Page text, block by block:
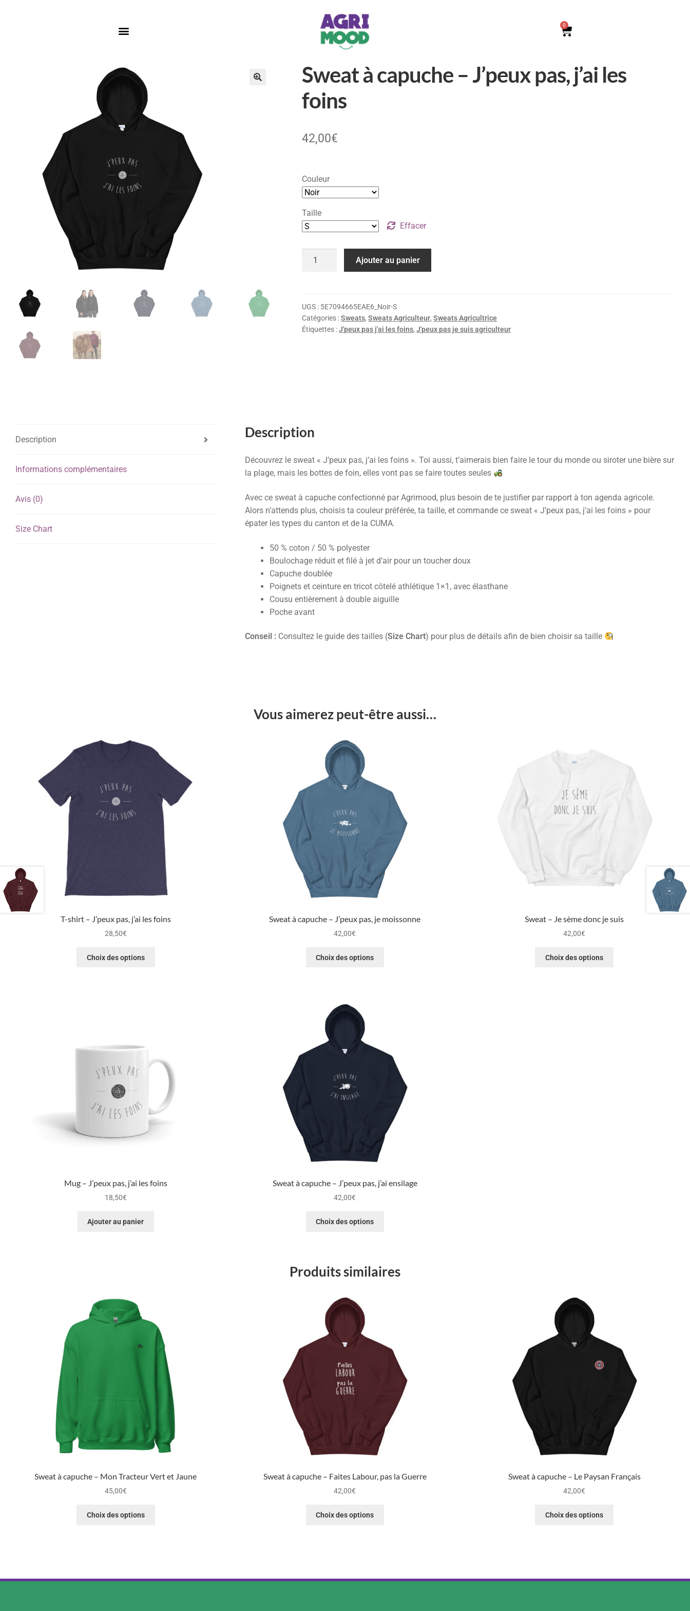
0
Sweat à capuche – J’peux pas, j’ai les
foins
42,00€
Couleur
Taille
Effacer
Ajouter au panier
UGS : 5E7094665EAE6_Noir-S
Catégories :Sweats,Sweats Agriculteur,Sweats Agricultrice
Étiquettes :J'peux pas j'ai les foins,J'peux pas je suis agriculteur
Description
Informations complémentaires
Avis (0)
Size Chart
Description
Découvrez le sweat « J’peux pas, j’ai les foins ». Toi aussi, t’aimerais bien faire le tour du monde ou siroter une bière sur
la plage, mais les bottes de foin, elles vont pas se faire toutes seules
Avec ce sweat à capuche confectionné par Agrimood, plus besoin de te justifier par rapport à ton agenda agricole.
Alors n’attends plus, choisis ta couleur préférée, ta taille, et commande ce sweat « J’peux pas, j’ai les foins » pour
épater les types du canton et de la CUMA.
50 % coton / 50 % polyester
Boulochage réduit et filé à jet d’air pour un toucher doux
Capuche doublée
Poignets et ceinture en tricot côtelé athlétique 1×1, avec élasthane
Cousu entièrement à double aiguille
Poche avant
Conseil :Consultez le guide des tailles (Size Chart) pour plus de détails afin de bien choisir sa taille
Vous aimerez peut-être aussi…
T-shirt – J’peux pas, j’ai les foins
28,50€
Choix des options
Sweat à capuche – J’peux pas, je moissonne
42,00€
Choix des options
Sweat – Je sème donc je suis
42,00€
Choix des options
Mug – J’peux pas, j’ai les foins
18,50€
Ajouter au panier
Sweat à capuche – J’peux pas, j’ai ensilage
42,00€
Choix des options
Produits similaires
Sweat à capuche – Mon Tracteur Vert et Jaune
45,00€
Choix des options
Sweat à capuche – Faites Labour, pas la Guerre
42,00€
Choix des options
Sweat à capuche – Le Paysan Français
42,00€
Choix des options